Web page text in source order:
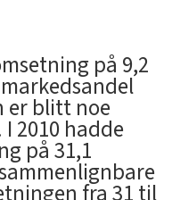
på 9,2
er blitt noe
2010 hadde
på 31,1